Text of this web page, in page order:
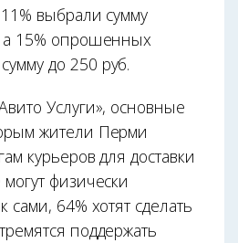
выбрали сумму
15% опрошенных
до 250 руб.
Услуги», основные
жители Перми
курьеров для доставки
физически
сами, 64% хотят сделать
поддержать